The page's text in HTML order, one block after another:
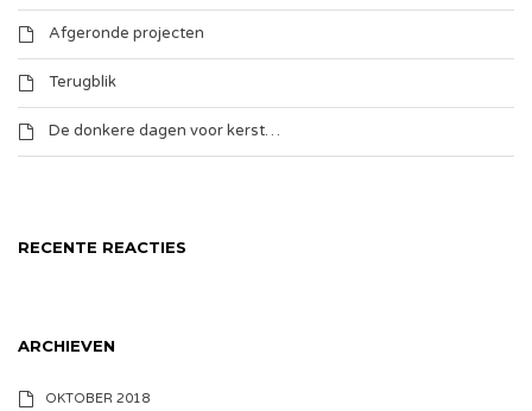
Afgeronde projecten
Terugblik
De donkere dagen voor kerst…
RECENTE REACTIES
ARCHIEVEN
OKTOBER 2018